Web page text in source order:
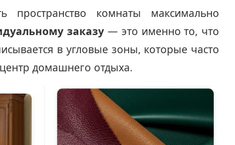
пространство комнаты максимально
заказу — это именно то, что
в угловые зоны, которые часто
домашнего отдыха.